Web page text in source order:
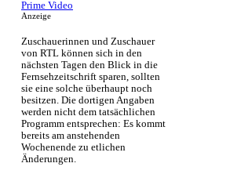
Prime Video
Anzeige
Zuschauerinnen und Zuschauer
von RTL können sich in den
nächsten Tagen den Blick in die
Fernsehzeitschrift sparen, sollten
sie eine solche überhaupt noch
besitzen. Die dortigen Angaben
werden nicht dem tatsächlichen
Programm entsprechen: Es kommt
bereits am anstehenden
Wochenende zu etlichen
Änderungen.